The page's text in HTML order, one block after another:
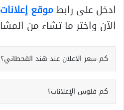
ادخل على رابطموقع
الآن واختر ما تشاء من
كم سعر الاعلان عند هند القحطاني؟
كم فلوس الإعلانات؟